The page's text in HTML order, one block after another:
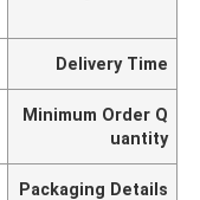
Delivery Time
Minimum Order Q
uantity
Packaging Details